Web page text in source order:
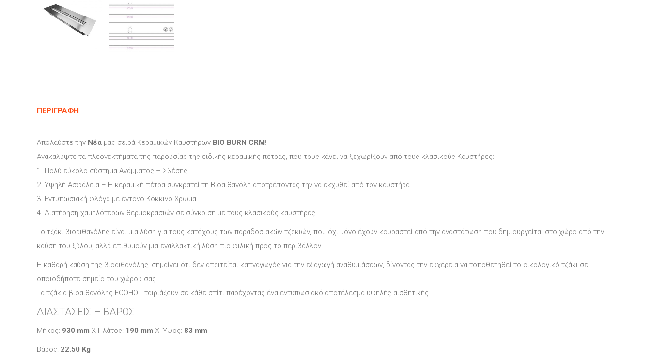
ΠΕΡΙΓΡΑΦΉ
Απολαύστε την Νέα μας σειρά Κεραμικών Καυστήρων BIO BURN CRM!
Ανακαλύψτε τα πλεονεκτήματα της παρουσίας της ειδικής κεραμικής πέτρας, που τους κάνει να ξεχωρίζουν από τους κλασικούς Καυστήρες:
1. Πολύ εύκολο σύστημα Ανάμματος – Σβέσης
2. Υψηλή Ασφάλεια – Η κεραμική πέτρα συγκρατεί τη Βιοαιθανόλη αποτρέποντας την να εκχυθεί από τον καυστήρα.
3. Εντυπωσιακή φλόγα με έντονο Κόκκινο Χρώμα.
4. Διατήρηση χαμηλότερων θερμοκρασιών σε σύγκριση με τους κλασικούς καυστήρες
Το τζάκι βιοαιθανόλης είναι μια λύση για τους κατόχους των παραδοσιακών τζακιών, που όχι μόνο έχουν κουραστεί από την αναστάτωση που δημιουργείται στο χώρο από την
καύση του ξύλου, αλλά επιθυμούν μια εναλλακτική λύση πιο φιλική προς το περιβάλλον.
Η καθαρή καύση της βιοαιθανόλης, σημαίνει ότι δεν απαιτείται καπναγωγός για την εξαγωγή αναθυμιάσεων, δίνοντας την ευχέρεια να τοποθετηθεί το οικολογικό τζάκι σε
οποιοδήποτε σημείο του χώρου σας.
Τα τζάκια βιοαιθανόλης ECOHOT ταιριάζουν σε κάθε σπίτι παρέχοντας ένα εντυπωσιακό αποτέλεσμα υψηλής αισθητικής.
ΔΙΑΣΤΑΣΕΙΣ – ΒΑΡΟΣ
Μήκος: 930 mm X Πλάτος: 190 mm X ‘Yψος: 83 mm
Βάρος: 22.50 Kg